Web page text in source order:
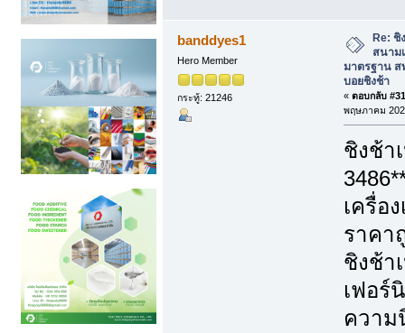
banddyes1
Hero Member
กระทู้: 21246
Re: ชิ
สนาม
มาตรฐาน ส
บอยชิงช้า
« ตอบกลับ
พฤษภาคม
ชิงช้า
เครื่อ
ราคา
ชิงช้า
เฟอร์
ความ